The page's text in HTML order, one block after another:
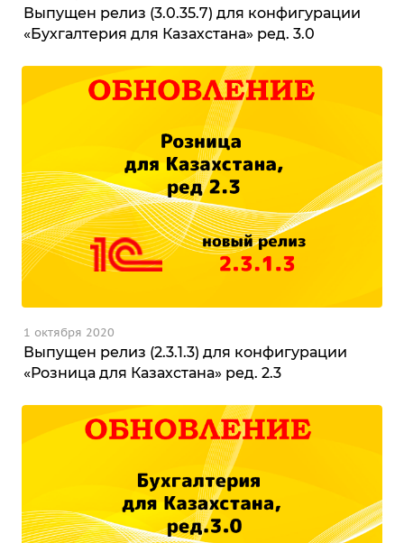
Выпущен релиз (3.0.35.7) для конфигурации
«Бухгалтерия для Казахстана» ред. 3.0
Выпущен релиз (2.3.1.3) для конфигурации
«Розница для Казахстана» ред. 2.3
1 октября 2020